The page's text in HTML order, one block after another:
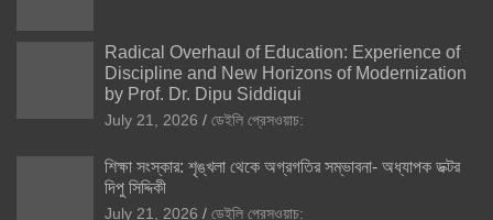
Radical Overhaul of Education: Experience of
Discipline and New Horizons of Modernization
by Prof. Dr. Dipu Siddiqui
July 21, 2026 ডেইলি প্রেসওয়াচ:
শিক্ষা সংস্কার: শৃঙ্খলা থেকে অগ্রগতির সম্ভাবনা- অধ্যাপক ডক্টর
দিপু সিদ্দিকী
July 21, 2026 ডেইলি প্রেসওয়াচ: